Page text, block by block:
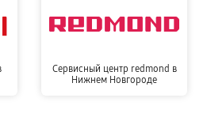
Сервисный центр redmond в
Нижнем Новгороде